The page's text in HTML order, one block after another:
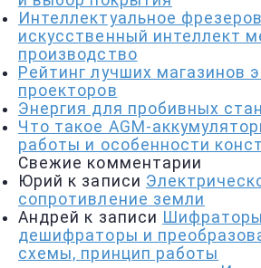
Интеллектуальное
искусственный интеллект
производство
Рейтинг лучших магазинов
проекторов
Энергия для пробивных
Что такое AGM-
работы и особенности
Свежие комментарии
Юрий к записи
сопротивление земли
Андрей к записи
дешифраторы и
схемы, принцип работы